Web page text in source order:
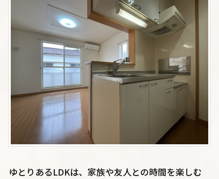
ゆとりあるLDKは、家族や友人との時間を楽しむ